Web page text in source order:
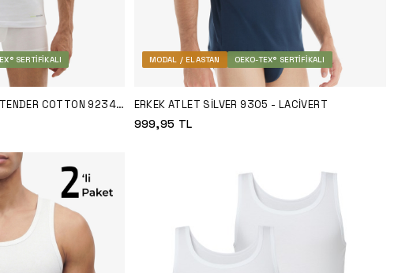
SERTIFIKALI
COTTON 9234 -
MODAL / ELASTAN OEKO-TEX® SERTIFIKALI
ERKEK ATLET SILVER 9305 - LACIVERT
999,95 TL